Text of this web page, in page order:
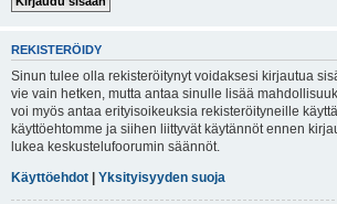
REKISTERÖIDY
Sinun tulee olla rekisteröitynyt voidaksesi kirjautua
vie vain hetken, mutta antaa sinulle lisää
voi myös antaa erityisoikeuksia rekisteröityneille
käyttöehtomme ja siihen liittyvät käytännöt ennen
lukea keskustelufoorumin säännöt.
Käyttöehdot | Yksityisyyden suoja